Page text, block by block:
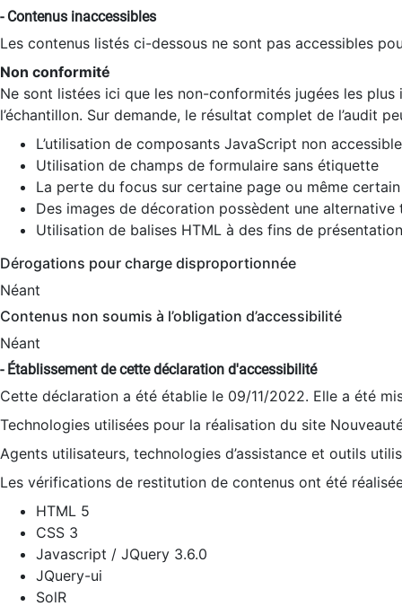
- Contenus inaccessibles
Les contenus listés ci-dessous ne sont pas accessibles
Non conformité
Ne sont listées ici que les non-conformités jugées les
l’échantillon. Sur demande, le résultat complet de l’audit
L’utilisation de composants JavaScript non
Utilisation de champs de formulaire sans étiquette
La perte du focus sur certaine page ou même
Des images de décoration possèdent une alternative
Utilisation de balises HTML à des fins de
Dérogations pour charge disproportionnée
Néant
Contenus non soumis à l’obligation d’accessibilité
Néant
- Établissement de cette déclaration d'accessibilité
Cette déclaration a été établie le 09/11/2022. Elle a été
Technologies utilisées pour la réalisation du site
Agents utilisateurs, technologies d’assistance et outils
Les vérifications de restitution de contenus ont été
HTML 5
CSS 3
Javascript / JQuery 3.6.0
JQuery-ui
SolR